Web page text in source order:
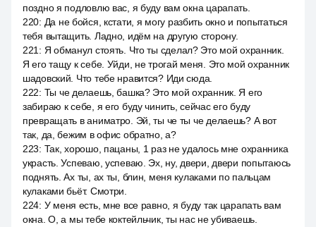
поздно я подловлю вас, я буду вам окна царапать.
220: Да не бойся, кстати, я могу разбить окно и попытаться
тебя вытащить. Ладно, идём на другую сторону.
221 : Я обманул стоять. Что ты сделал? Это мой охранник.
Я его тащу к себе. Уйди, не трогай меня. Это мой охранник
шадовский. Что тебе нравится? Иди сюда.
222: Ты че делаешь, башка? Это мой охранник. Я его
забираю к себе, я его буду чинить, сейчас его буду
превращать в аниматро. Эй, ты че ты че делаешь? А вот
так, да, бежим в офис обратно, а?
223: Так, хорошо, пацаны, 1 раз не удалось мне охранника
украсть. Успеваю, успеваю. Эх, ну, двери, двери попытаюсь
поднять. Ах ты, ах ты, блин, меня кулаками по пальцам
кулаками бьёт. Смотри.
224: У меня есть, мне все равно, я буду так царапать вам
окна. О, а мы тебе коктейльчик, ты нас не убиваешь.